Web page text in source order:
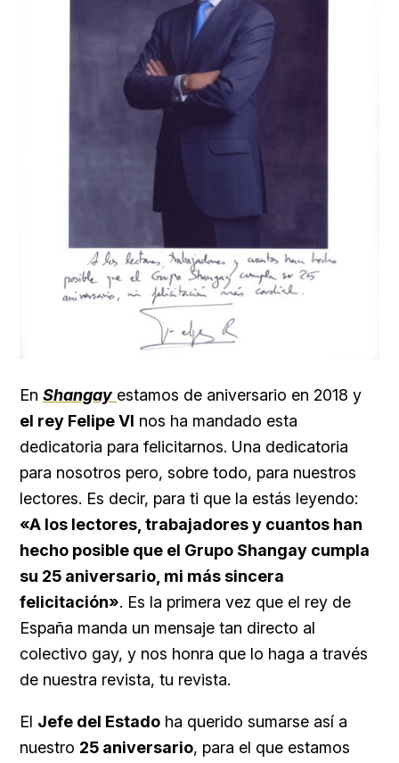
En Shangay estamos de aniversario en 2018 y
el rey Felipe VI nos ha mandado esta
dedicatoria para felicitarnos. Una dedicatoria
para nosotros pero, sobre todo, para nuestros
lectores. Es decir, para ti que la estás leyendo:
«A los lectores, trabajadores y cuantos han
hecho posible que el Grupo Shangay cumpla
su 25 aniversario, mi más sincera
felicitación». Es la primera vez que el rey de
España manda un mensaje tan directo al
colectivo gay, y nos honra que lo haga a través
de nuestra revista, tu revista.
El Jefe del Estado ha querido sumarse así a
nuestro 25 aniversario, para el que estamos